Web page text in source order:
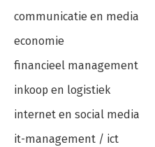
communicatie en media
economie
financieel management
inkoop en logistiek
internet en social media
it-management / ict